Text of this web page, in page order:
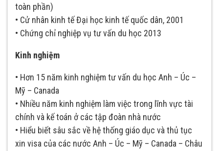
toàn phần)
• Cử nhân kinh tế Đại học kinh tế quốc dân, 2001
• Chứng chỉ nghiệp vụ tư vấn du học 2013
Kinh nghiệm
• Hơn 15 năm kinh nghiệm tư vấn du học Anh – Úc –
Mỹ – Canada
• Nhiều năm kinh nghiệm làm việc trong lĩnh vực tài
chính và kế toán ở các tập đoàn nhà nước
• Hiểu biết sâu sắc về hệ thống giáo dục và thủ tục
xin visa của các nước Anh – Úc – Mỹ – Canada – Châu